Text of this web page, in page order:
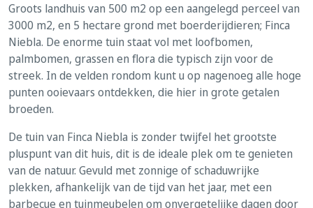
Groots landhuis van 500 m2 op een aangelegd perceel van
3000 m2, en 5 hectare grond met boerderijdieren; Finca
Niebla. De enorme tuin staat vol met loofbomen,
palmbomen, grassen en flora die typisch zijn voor de
streek. In de velden rondom kunt u op nagenoeg alle hoge
punten ooievaars ontdekken, die hier in grote getalen
broeden.
De tuin van Finca Niebla is zonder twijfel het grootste
pluspunt van dit huis, dit is de ideale plek om te genieten
van de natuur. Gevuld met zonnige of schaduwrijke
plekken, afhankelijk van de tijd van het jaar, met een
barbecue en tuinmeubelen om onvergetelijke dagen door